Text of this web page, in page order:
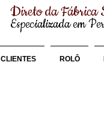
Direto da Fábrica
Especializada em
CLIENTES ROLÔ